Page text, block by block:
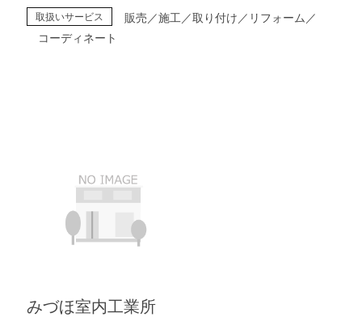
取扱いサービス
販売／施工／取り付け／リフォーム／
コーディネート
みづほ室内工業所